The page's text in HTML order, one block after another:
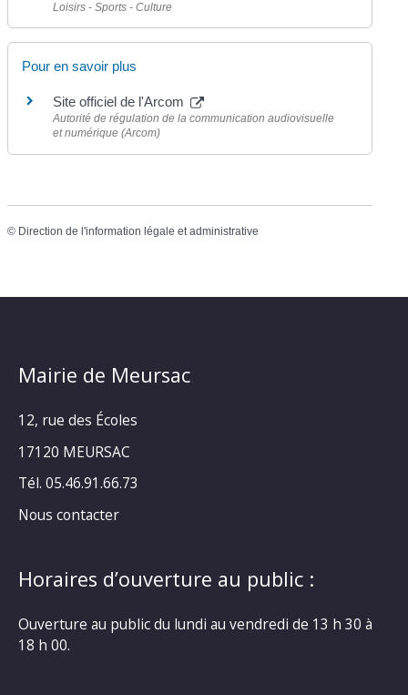
Loisirs - Sports - Culture
Pour en savoir plus
Site officiel de l'Arcom
Autorité de régulation de la communication audiovisuelle
et numérique (Arcom)
© Direction de l'information légale et administrative
Mairie de Meursac
12, rue des Écoles
17120 MEURSAC
Tél. 05.46.91.66.73
Nous contacter
Horaires d’ouverture au public :
Ouverture au public du lundi au vendredi de 13 h 30 à
18 h 00.